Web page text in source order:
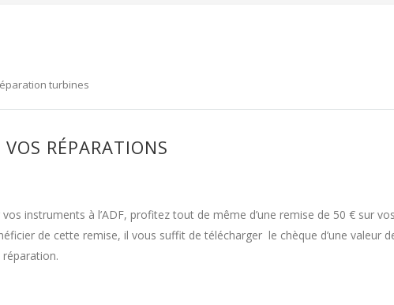
turbines
RÉPARATIONS
instruments à l’ADF, profitez tout de même d’une remise de 50 € sur
de cette remise, il vous suffit de télécharger le chèque d’une valeur